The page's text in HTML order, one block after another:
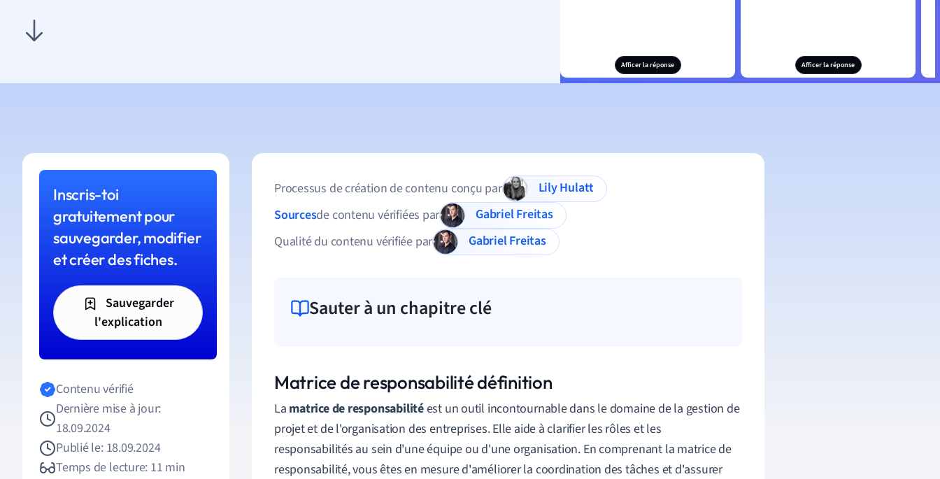
Afficer la réponse Afficer la réponse
Inscris-toi
gratuitement pour
sauvegarder, modifier
et créer des fiches.
Sauvegarder
l'explication
Contenu vérifié
Dernière mise à jour:
18.09.2024
Publié le: 18.09.2024
Temps de lecture: 11 min
Processus de création de contenu conçu par
Lily Hulatt
Sourcesde contenu vérifiées par
Gabriel Freitas
Qualité du contenu vérifiée par
Gabriel Freitas
Sauter à un chapitre clé
Matrice de responsabilité définition
La matrice de responsabilitéest un outil incontournable dans le domaine de la gestion de
projet et de l'organisation des entreprises. Elle aide à clarifier les rôles et les
responsabilités au sein d'une équipe ou d'une organisation. En comprenant la matrice de
responsabilité, vous êtes en mesure d'améliorer la coordination des tâches et d'assurer